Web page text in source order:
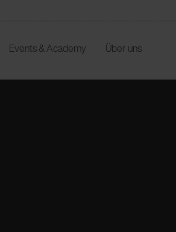
Events & Academy Über uns